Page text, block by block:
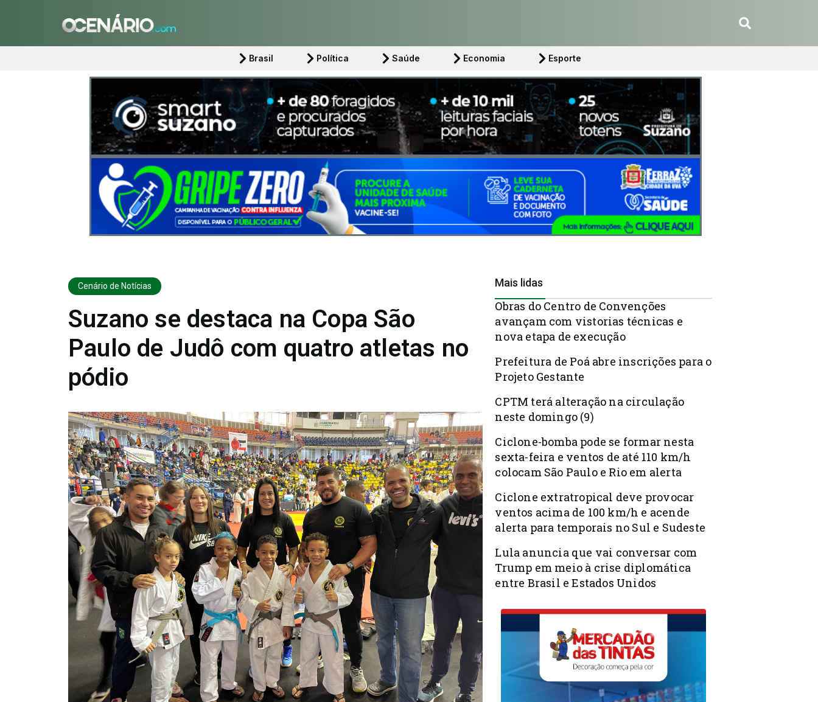
Brasil Política Saúde Economia Esporte
Cenário de Notícias
Suzano se destaca na Copa São
Paulo de Judô com quatro atletas no
pódio
Mais lidas
Obras do Centro de Convenções
avançam com vistorias técnicas e
nova etapa de execução
Prefeitura de Poá abre inscrições para o
Projeto Gestante
CPTM terá alteração na circulação
neste domingo (9)
Ciclone-bomba pode se formar nesta
sexta-feira e ventos de até 110 km/h
colocam São Paulo e Rio em alerta
Ciclone extratropical deve provocar
ventos acima de 100 km/h e acende
alerta para temporais no Sul e Sudeste
Lula anuncia que vai conversar com
Trump em meio à crise diplomática
entre Brasil e Estados Unidos